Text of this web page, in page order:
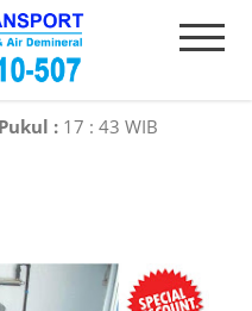
PRODUCT ORDER
Pukul : 17 : 43 WIB